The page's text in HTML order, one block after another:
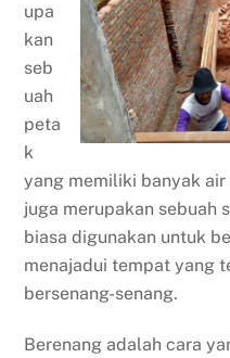
upa
kan
seb
uah
peta
k
yang memiliki banyak
juga merupakan sebuah
biasa digunakan untuk
menajadui tempat yang
bersenang-senang.
Berenang adalah cara